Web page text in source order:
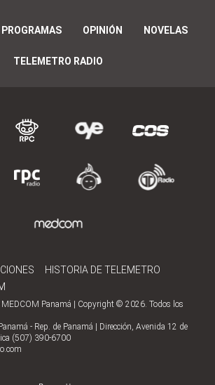
PROGRAMAS OPINIÓN NOVELAS
TELEMETRO RADIO
HISTORIA DE TELEMETRO
MEDCOM Panamá | Copyright © 2026. Todos los
- Rep. de Panamá | Dirección, Avenida 12 de
(507) 390-6700